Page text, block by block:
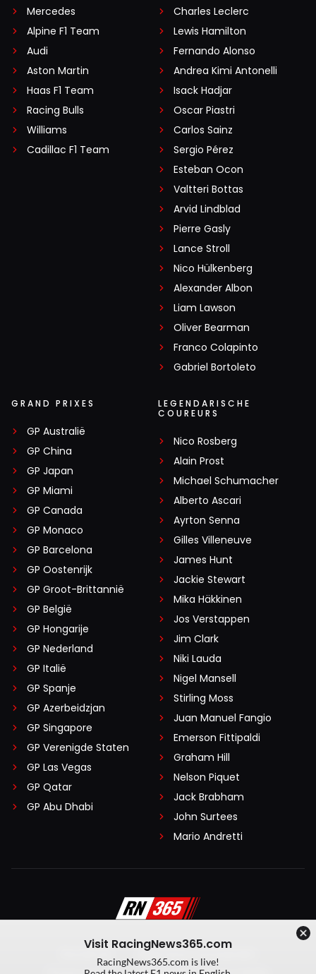
Mercedes
Alpine F1 Team
Audi
Aston Martin
Haas F1 Team
Racing Bulls
Williams
Cadillac F1 Team
Charles Leclerc
Lewis Hamilton
Fernando Alonso
Andrea Kimi Antonelli
Isack Hadjar
Oscar Piastri
Carlos Sainz
Sergio Pérez
Esteban Ocon
Valtteri Bottas
Arvid Lindblad
Pierre Gasly
Lance Stroll
Nico Hülkenberg
Alexander Albon
Liam Lawson
Oliver Bearman
Franco Colapinto
Gabriel Bortoleto
GRAND PRIXES
GP Australië
GP China
GP Japan
GP Miami
GP Canada
GP Monaco
GP Barcelona
GP Oostenrijk
GP Groot-Brittannië
GP België
GP Hongarije
GP Nederland
GP Italië
GP Spanje
GP Azerbeidzjan
GP Singapore
GP Verenigde Staten
GP Las Vegas
GP Qatar
GP Abu Dhabi
LEGENDARISCHE
COUREURS
Nico Rosberg
Alain Prost
Michael Schumacher
Alberto Ascari
Ayrton Senna
Gilles Villeneuve
James Hunt
Jackie Stewart
Mika Häkkinen
Jos Verstappen
Jim Clark
Niki Lauda
Nigel Mansell
Stirling Moss
Juan Manuel Fangio
Emerson Fittipaldi
Graham Hill
Nelson Piquet
Jack Brabham
John Surtees
Mario Andretti
Algemene voorwaarden
Visit RacingNews365.com
RacingNews365.com is live!